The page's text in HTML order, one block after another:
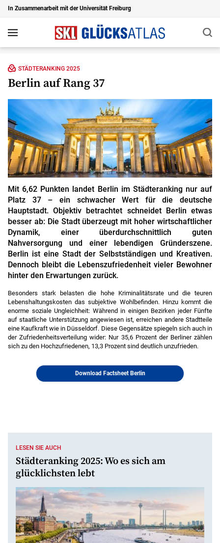
In Zusammenarbeit mit der Universität Freiburg
Navigation
STÄDTERANKING 2025
Berlin auf Rang 37
Mit 6,62 Punkten landet Berlin im Städteranking nur auf
Platz 37 – ein schwacher Wert für die deutsche
Hauptstadt. Objektiv betrachtet schneidet Berlin etwas
besser ab: Die Stadt überzeugt mit hoher wirtschaftlicher
Dynamik, einer überdurchschnittlich guten
Nahversorgung und einer lebendigen Gründerszene.
Berlin ist eine Stadt der Selbstständigen und Kreativen.
Dennoch bleibt die Lebenszufriedenheit vieler Bewohner
hinter den Erwartungen zurück.
Besonders stark belasten die hohe Kriminalitätsrate und die teuren
Lebenshaltungskosten das subjektive Wohlbefinden. Hinzu kommt die
enorme soziale Ungleichheit: Während in einigen Bezirken jeder Fünfte
auf staatliche Unterstützung angewiesen ist, erreichen andere Stadtteile
eine Kaufkraft wie in Düsseldorf. Diese Gegensätze spiegeln sich auch in
der Zufriedenheitsverteilung wider: Nur 35,6 Prozent der Berliner zählen
sich zu den Hochzufriedenen, 13,3 Prozent sind deutlich unzufrieden.
Download Factsheet Berlin
LESEN SIE AUCH
Städteranking 2025: Wo es sich am
glücklichsten lebt